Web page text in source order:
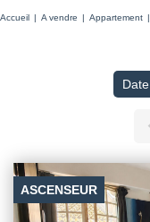
Accueil A vendre Appartement
Date
ASCENSEUR